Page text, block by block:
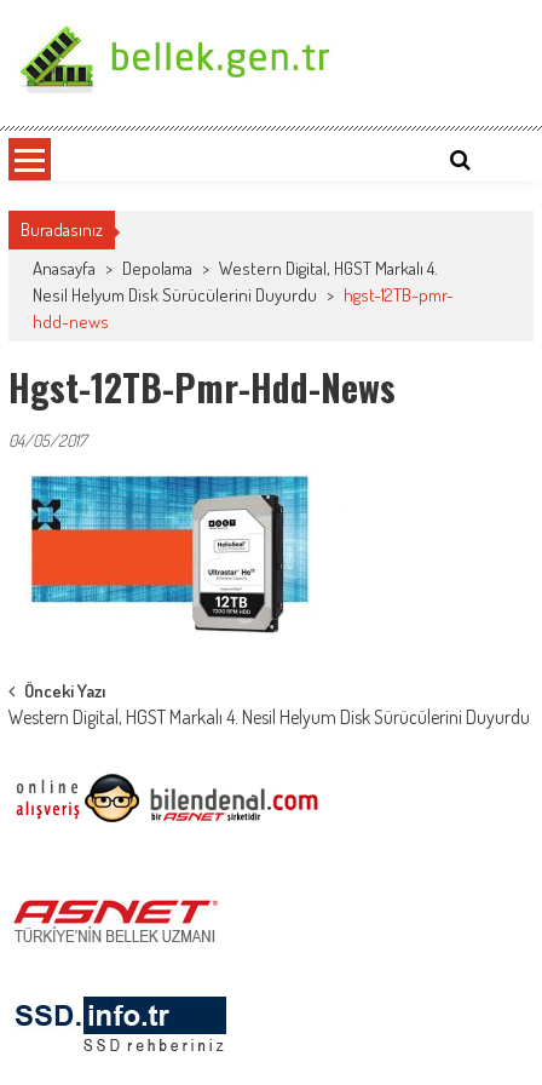
content
bellek.gen.tr
Buradasınız
Anasayfa > Depolama > Western Digital, HGST Markalı 4.
Nesil Helyum Disk Sürücülerini Duyurdu > hgst-12TB-pmr-
hdd-news
Hgst-12TB-Pmr-Hdd-News
04/05/2017
Post
navigation
Önceki Yazı
Western Digital, HGST Markalı 4. Nesil Helyum Disk Sürücülerini Duyurdu